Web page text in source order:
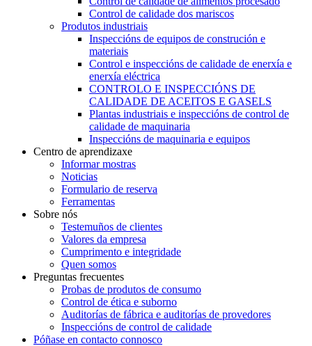
Control de calidade dos mariscos
Produtos industriais
Inspeccións de equipos de construción e
materiais
Control e inspeccións de calidade de enerxía e
enerxía eléctrica
CONTROLO E INSPECCIÓNS DE
CALIDADE DE ACEITOS E GASELS
Plantas industriais e inspeccións de control de
calidade de maquinaria
Inspeccións de maquinaria e equipos
Centro de aprendizaxe
Informar mostras
Noticias
Formulario de reserva
Ferramentas
Sobre nós
Testemuños de clientes
Valores da empresa
Cumprimento e integridade
Quen somos
Preguntas frecuentes
Probas de produtos de consumo
Control de ética e suborno
Auditorías de fábrica e auditorías de provedores
Inspeccións de control de calidade
Póñase en contacto connosco